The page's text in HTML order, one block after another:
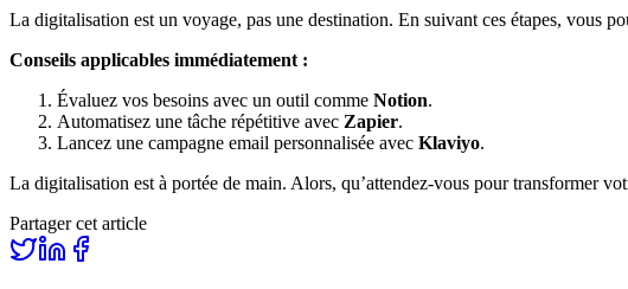
La digitalisation est un voyage, pas une destination. En suivant ces étapes, vous
Conseils applicables immédiatement :
Évaluez vos besoins avec un outil comme Notion.
Automatisez une tâche répétitive avec Zapier.
Lancez une campagne email personnalisée avec Klaviyo.
La digitalisation est à portée de main. Alors, qu’attendez-vous pour transformer
Partager cet article